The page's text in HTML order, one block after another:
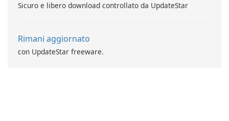
Sicuro e libero download controllato da UpdateStar
Rimani aggiornato
con UpdateStar freeware.